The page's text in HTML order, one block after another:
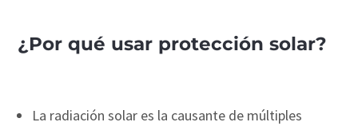
¿Por qué usar protección solar?
La radiación solar es la causante de múltiples